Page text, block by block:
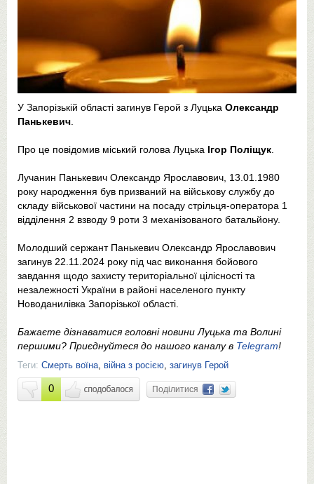
У Запорізькій області загинув Герой з Луцька Олександр
Панькевич
Про це повідомив міський голова Луцька Ігор Поліщук
Лучанин Панькевич Олександр Ярославович, 13.01.1980
року народження був призваний на військову службу до
складу військової частини на посаду стрільця-оператора 1
відділення 2 взводу 9 роти 3 механізованого батальйону.
Молодший сержант Панькевич Олександр Ярославович
загинув 22.11.2024 року під час виконання бойового
завдання щодо захисту територіальної цілісності та
незалежності України в районі населеного пункту
Новоданилівка Запорізької області.
Бажаєте дізнаватися головні новини Луцька та Волині
першими? Приєднуйтеся до нашого каналу в Telegram!
Теги: Смерть воїна війна з росією загинув Герой
0 Поділитися